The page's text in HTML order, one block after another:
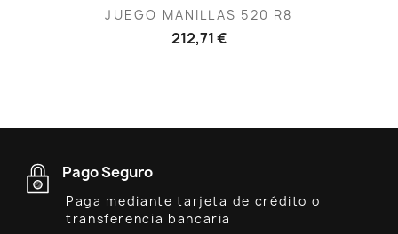
JUEGO MANILLAS 520 R8
212,71 €
Pago Seguro
Paga mediante tarjeta de crédito o
transferencia bancaria